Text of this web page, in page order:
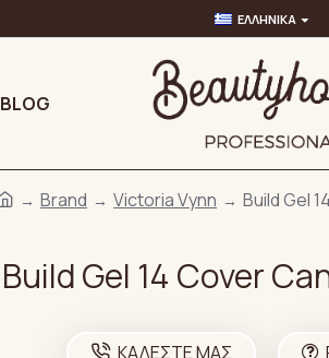
ΕΛΛΗΝΙΚΆ
BLOG
Brand Victoria Vynn Build Gel
Build Gel 14 Cover
ΚΑΛΈΣΤΕ ΜΑΣ